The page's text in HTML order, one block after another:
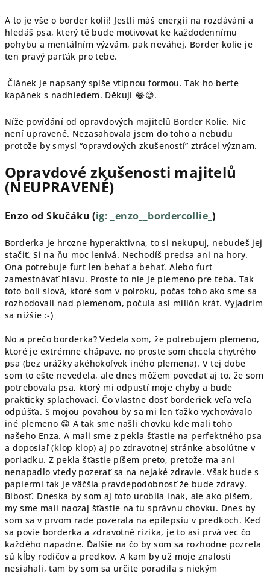
A to je vše o border kolii! Jestli máš energii na rozdávání a
hledáš psa, který tě bude motivovat ke každodennímu
pohybu a mentálním výzvám, pak neváhej. Border kolie je
ten pravý parťák pro tebe.
Článek je napsaný spíše vtipnou formou. Tak ho berte
kapánek s nadhledem. Děkuji 😂😊.
Níže povídání od opravdových majitelů Border Kolie. Nic
není upravené. Nezasahovala jsem do toho a nebudu
protože by smysl “opravdových zkušeností” ztrácel význam.
Opravdové zkušenosti majitelů
(NEUPRAVENÉ)
Enzo od Skučáku (ig: _enzo__bordercollie_)
Borderka je hrozne hyperaktivna, to si nekupuj, nebudeš jej
stačiť. Si na ňu moc lenivá. Nechodíš predsa ani na hory.
Ona potrebuje furt len behať a behať. Alebo furt
zamestnávať hlavu. Proste to nie je plemeno pre teba. Tak
toto boli slová, ktoré som v polroku, počas toho ako sme sa
rozhodovali nad plemenom, počula asi milión krát. Vyjadrím
sa nižšie :-)
No a prečo borderka? Vedela som, že potrebujem plemeno,
ktoré je extrémne chápave, no proste som chcela chytrého
psa (bez urážky akéhokoľvek iného plemena). V tej dobe
som to ešte nevedela, ale dnes môžem povedať aj to, že som
potrebovala psa, ktorý mi odpustí moje chyby a bude
prakticky splachovací. Čo vlastne dosť borderiek veľa veľa
odpúšťa. S mojou povahou by sa mi len ťažko vychovávalo
iné plemeno 😁 A tak sme našli chovku kde mali toho
našeho Enza. A mali sme z pekla šťastie na perfektného psa
a doposiaľ (klop klop) aj po zdravotnej stránke absolútne v
poriadku. Z pekla šťastie píšem preto, pretože ma ani
nenapadlo vtedy pozerať sa na nejaké zdravie. Však bude s
papiermi tak je väčšia pravdepodobnosť že bude zdravý.
Blbosť. Dneska by som aj toto urobila inak, ale ako píšem,
my sme mali naozaj šťastie na tu správnu chovku. Dnes by
som sa v prvom rade pozerala na epilepsiu v predkoch. Keď
sa povie borderka a zdravotné rizika, je to asi prvá vec čo
každého napadne. Ďalšie na čo by som sa rozhodne pozrela
sú kĺby rodičov a predkov. A kam by už moje znalosti
nesiahali, tam by som sa určite poradila s niekým